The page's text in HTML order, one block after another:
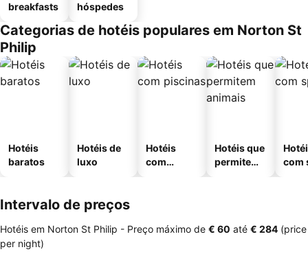
breakfasts
hóspedes
Categorias de hotéis populares em Norton St
Philip
Hotéis
baratos
Hotéis de
luxo
Hotéis
com
Hotéis que
permitem
com
Intervalo de preços
Hotéis em Norton St Philip - Preço máximo de ‎€ 60 até ‎€ 284 (price
per night)